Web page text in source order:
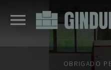
OBRIGADO